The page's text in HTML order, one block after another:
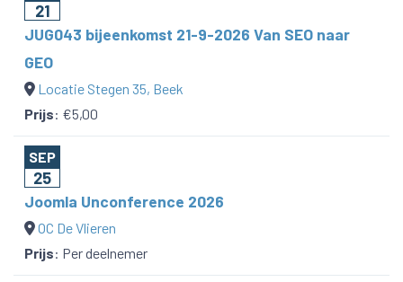
21
JUG043 bijeenkomst 21-9-2026 Van SEO naar
GEO
Locatie Stegen 35, Beek
Prijs: €5,00
SEP
25
Joomla Unconference 2026
OC De Vlieren
Prijs: Per deelnemer